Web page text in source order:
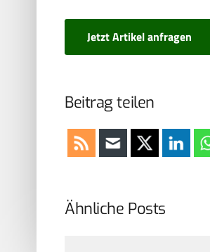
Jetzt Artikel anfragen
Beitrag teilen
Ähnliche Posts